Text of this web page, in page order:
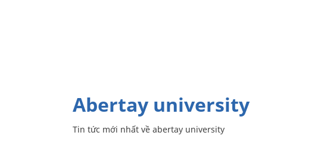
abertay university
Tin tức mới nhất về abertay university